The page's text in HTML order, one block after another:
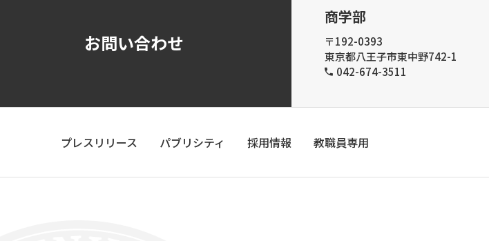
お問い合わせ
商学部
〒192-0393
東京都八王子市東中野742-1
042-674-3511
プレスリリース パブリシティ 採用情報 教職員専用